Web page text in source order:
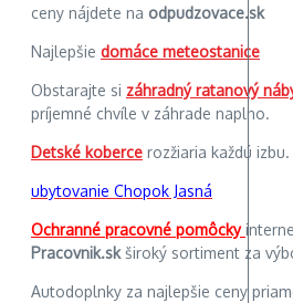
ceny nájdete na odpudzovace.sk
Najlepšie domáce meteostanice
Obstarajte si záhradný ratanový
príjemné chvíle v záhrade naplno.
Detské koberce rozžiaria každú izbu.
ubytovanie Chopok Jasná
Ochranné pracovné pomôcky
Pracovnik.skširoký sortiment za
Autodoplnky za najlepšie ceny